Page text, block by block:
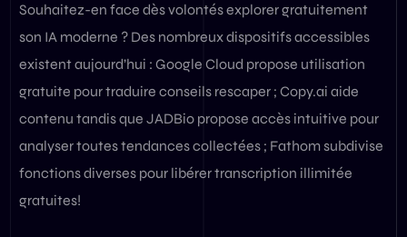
Souhaitez-en face dès volontés explorer gratuitement
son IA moderne ? Des nombreux dispositifs accessibles
existent aujourd’hui : Google Cloud propose utilisation
gratuite pour traduire conseils rescaper ; Copy.ai aide
contenu tandis que JADBio propose accès intuitive pour
analyser toutes tendances collectées ; Fathom subdivise
fonctions diverses pour libérer transcription illimitée
gratuites!